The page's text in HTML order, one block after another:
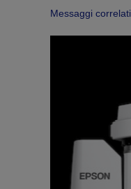
Messaggi correlati